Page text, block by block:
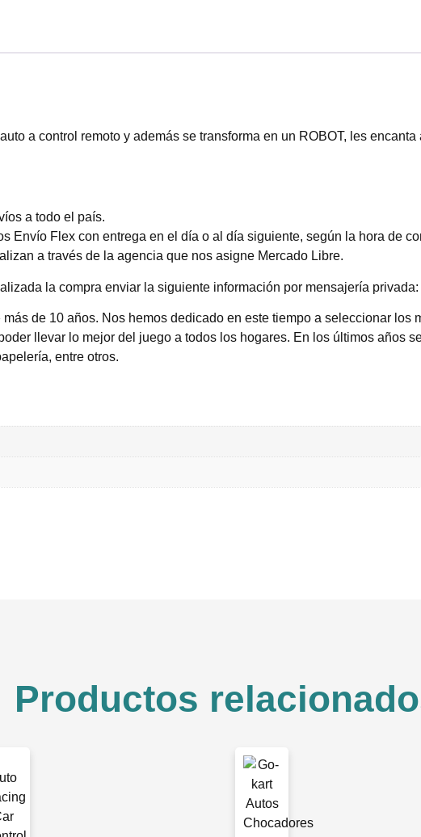
a control remoto y además se transforma en un ROBOT, les
a todo el país.
Envío Flex con entrega en el día o al día siguiente, según la hora de
a través de la agencia que nos asigne Mercado Libre.
la compra enviar la siguiente información por mensajería
de 10 años. Nos hemos dedicado en este tiempo a seleccionar los
llevar lo mejor del juego a todos los hogares. En los últimos años
entre otros.
Productos